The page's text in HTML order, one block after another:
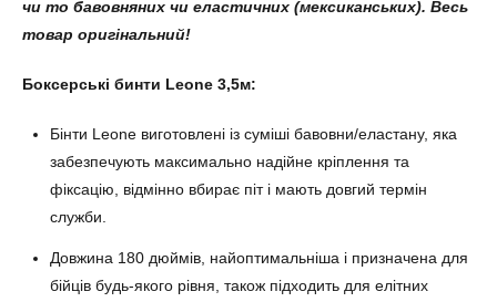
чи то бавовняних чи еластичних (мексиканських). Весь
товар оригінальний!
Боксерські бинти Leone 3,5м:
Бінти Leone виготовлені із суміші бавовни/еластану, яка
забезпечують максимально надійне кріплення та
фіксацію, відмінно вбирає піт і мають довгий термін
служби.
Довжина 180 дюймів, найоптимальніша і призначена для
бійців будь-якого рівня, також підходить для елітних